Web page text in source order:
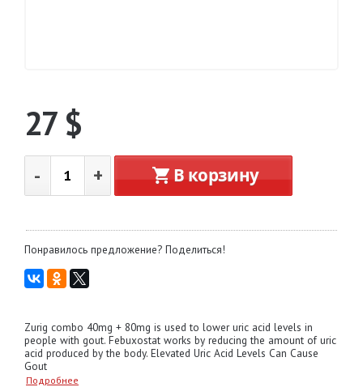
27 $
- + В корзину
Понравилось предложение? Поделиться!
Zurig combo 40mg + 80mg is used to lower uric acid levels in
people with gout. Febuxostat works by reducing the amount of uric
acid produced by the body. Elevated Uric Acid Levels Can Cause
Gout
Подробнее